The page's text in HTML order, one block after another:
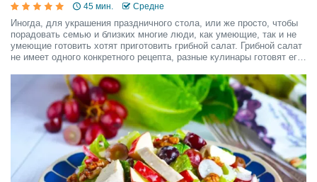
45 мин. Средне
Иногда, для украшения праздничного стола, или же просто, чтобы
порадовать семью и близких многие люди, как умеющие, так и не
умеющие готовить хотят приготовить грибной салат. Грибной салат
не имеет одного конкретного рецепта, разные кулинары готовят его
убирая их, а так же, меняя сами пропо